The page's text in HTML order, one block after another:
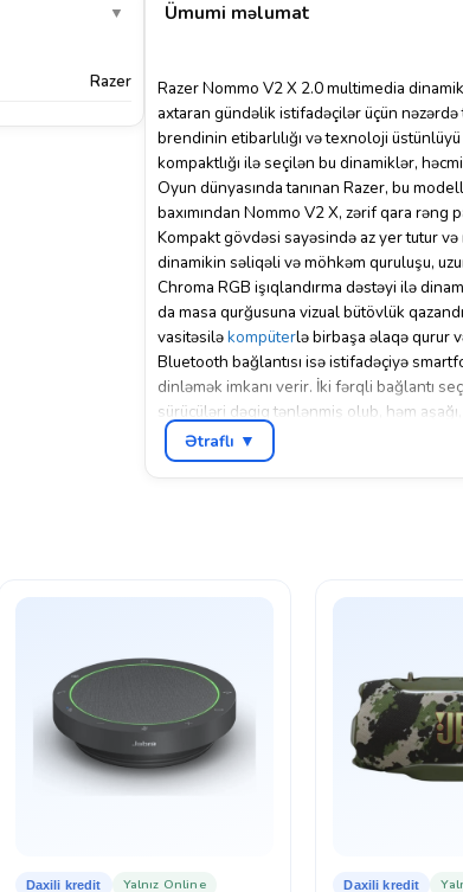
▼
Razer
Ümumi məlumat
Razer Nommo V2 X 2.0 multimedia
axtaran gündəlik istifadəçilər üçün
brendinin etibarlılığı və texnoloji
kompaktlığı ilə seçilən bu dinamiklər,
Oyun dünyasında tanınan Razer, bu
baxımından Nommo V2 X, zərif qara rəng
Kompakt gövdəsi sayəsində az yer tutur
dinamikin səliqəli və möhkəm quruluşu,
Chroma RGB işıqlandırma dəstəyi ilə
da masa qurğusuna vizual bütövlük
vasitəsiləkompüterlə birbaşa əlaqə qurur
Bluetooth bağlantısı isə istifadəçiyə
dinləmək imkanı verir. İki fərqli bağlantı
sürücüləri dəqiq tənlənmiş olub, həm
İstifadə ssenarilərini nəzərə aldıqda,
rəqiblərin hərəkətlərini daha aydın
Ətraflı ▼
Daxili kredit Yalnız Online Daxili kredit